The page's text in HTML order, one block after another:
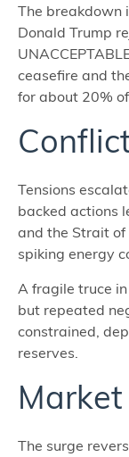
The breakdown
Donald Trump
ceasefire and
for about 20%
Tensions
backed actions
and the Strait
spiking energy
A fragile truce
but repeated
constrained,
reserves.
The surge